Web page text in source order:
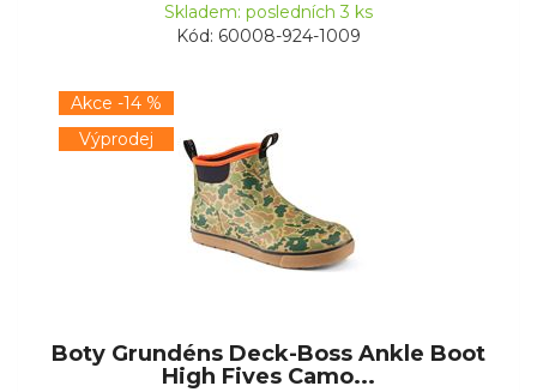
Skladem: posledních 3 ks
Kód: 60008-924-1009
Akce -14 %
Výprodej
Boty Grundéns Deck-Boss Ankle Boot
High Fives Camo...